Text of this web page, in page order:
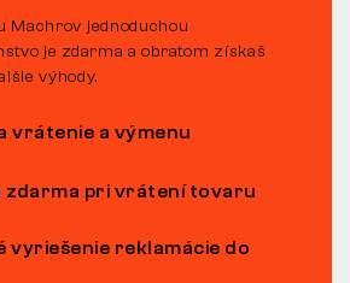
Machrov jednoduchou
je zdarma a obratom získaš
výhody.
vrátenie a výmenu
zdarma pri vrátení tovaru
vyriešenie reklamácie do